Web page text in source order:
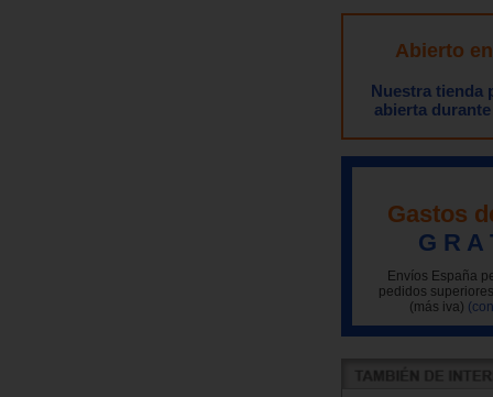
Abierto
Nuestra tienda
abierta
Gastos
G R A
Envíos España
pedidos
(más iva)